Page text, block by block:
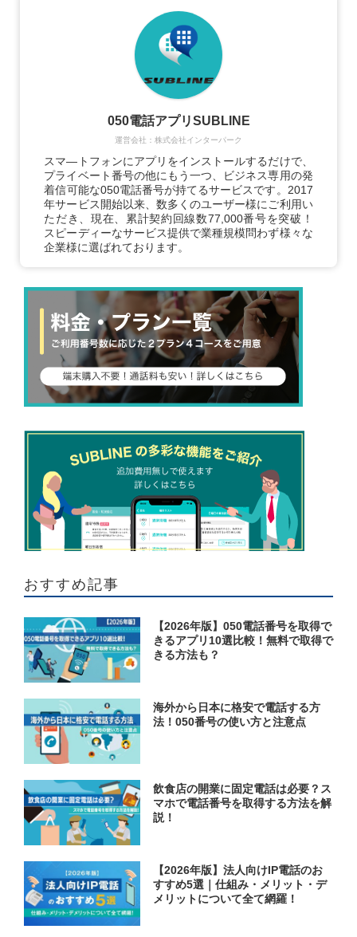
運営会社：株式会社インターパーク
050電話アプリSUBLINE
スマ―トフォンにアプリをインストールするだけで、
プライベート番号の他にもう一つ、ビジネス専用の発
着信可能な050電話番号が持てるサービスです。2017
年サービス開始以来、数多くのユーザー様にご利用い
ただき、現在、累計契約回線数77,000番号を突破！
スピーディーなサービス提供で業種規模問わず様々な
企業様に選ばれております。
おすすめ記事
【2026年版】050電話番号を取得で
きるアプリ10選比較！無料で取得で
きる方法も？
海外から日本に格安で電話する方
法！050番号の使い方と注意点
飲食店の開業に固定電話は必要？ス
マホで電話番号を取得する方法を解
説！
【2026年版】法人向けIP電話のお
すすめ5選｜仕組み・メリット・デ
メリットについて全て網羅！